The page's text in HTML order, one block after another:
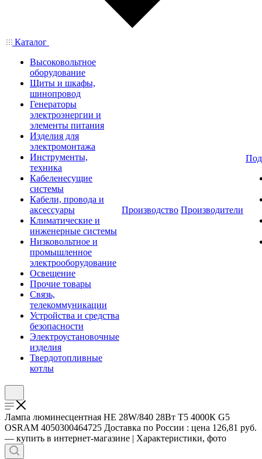
Каталог
Высоковольтное
оборудование
Щиты и шкафы,
шинопровод
Генераторы
электроэнергии и
элементы питания
Изделия для
электромонтажа
Инструменты,
техника
Кабеленесущие
системы
Кабели, провода и
аксессуары
Климатические и
инженерные системы
Низковольтное и
промышленное
электрооборудование
Освещение
Прочие товары
Связь,
телекоммуникации
Устройства и средства
безопасности
Электроустановочные
изделия
Твердотопливные
котлы
Производство Производители
Лампа люминесцентная HE 28W/840 28Вт T5 4000К G5
OSRAM 4050300464725 Доставка по России : цена 126,81 руб.
— купить в интернет-магазине | Характеристики, фото